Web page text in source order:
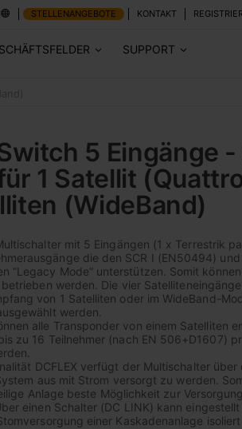
STELLENANGEBOTE KONTAKT
SUPPORT
5 Eingänge -
1 Satellit
(WideBand)
mit 5 Eingängen (1 x Terrestrik
die den SCR I (EN50494) und
“Legacy Mode” unterstützen. Somit
werden. Die vier
von 1 Satelliten oder im WideBand-
werden.
alle Transponder von einem Satelliten
zu 16 Teilnehmer (nach EN 506+D1607)
DCFLEX verfügt der Multischalter über
aus mit Strom versorgt zu werden.
Anlage beste Möglichkeit zur
einen Schalter (DC LINK) kann
einer Kaskadenanlage